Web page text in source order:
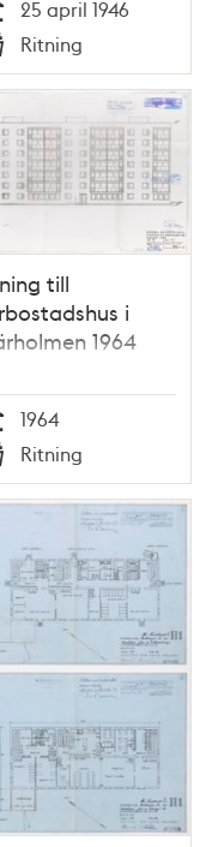
25 april 1946
Ritning
till
i
1964
1964
Ritning